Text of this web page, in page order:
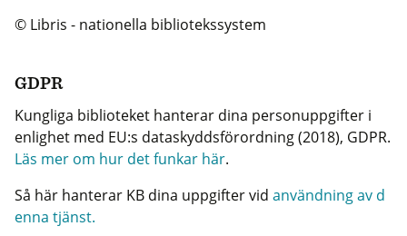
© Libris - nationella bibliotekssystem
GDPR
Kungliga biblioteket hanterar dina personuppgifter i
enlighet med EU:s dataskyddsförordning (2018), GDPR.
Läs mer om hur det funkar här.
Så här hanterar KB dina uppgifter vid användning av d
enna tjänst.